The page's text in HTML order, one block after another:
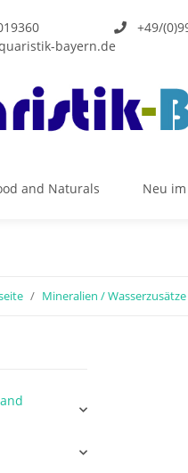
+49/
bayern.de
and Naturals Neu
Mineralien / Wasserzusätze